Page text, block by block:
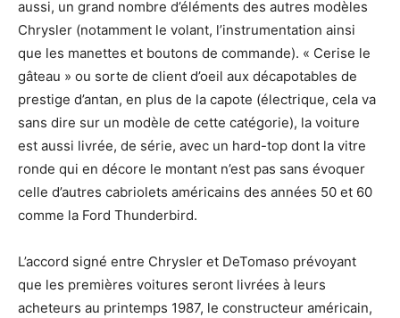
aussi, un grand nombre d’éléments des autres modèles
Chrysler (notamment le volant, l’instrumentation ainsi
que les manettes et boutons de commande). « Cerise le
gâteau » ou sorte de client d’oeil aux décapotables de
prestige d’antan, en plus de la capote (électrique, cela va
sans dire sur un modèle de cette catégorie), la voiture
est aussi livrée, de série, avec un hard-top dont la vitre
ronde qui en décore le montant n’est pas sans évoquer
celle d’autres cabriolets américains des années 50 et 60
comme la Ford Thunderbird.
L’accord signé entre Chrysler et DeTomaso prévoyant
que les premières voitures seront livrées à leurs
acheteurs au printemps 1987, le constructeur américain,